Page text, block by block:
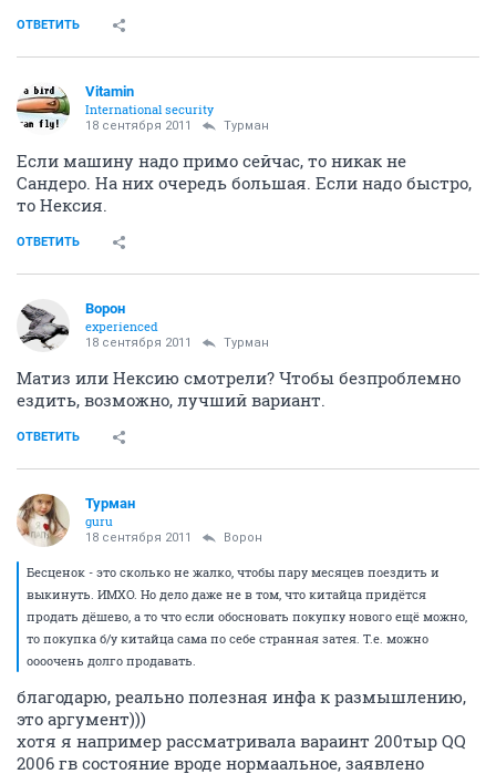
ОТВЕТИТЬ
Vitamin
International security
18 сентября 2011 Турман
Если машину надо примо сейчас, то никак не
Сандеро. На них очередь большая. Если надо быстро,
то Нексия.
ОТВЕТИТЬ
Ворон
experienced
18 сентября 2011 Турман
Матиз или Нексию смотрели? Чтобы безпроблемно
ездить, возможно, лучший вариант.
ОТВЕТИТЬ
Турман
guru
18 сентября 2011 Ворон
Бесценок - это сколько не жалко, чтобы пару месяцев поездить и
выкинуть. ИМХО. Но дело даже не в том, что китайца придётся
продать дёшево, а то что если обосновать покупку нового ещё можно,
то покупка б/у китайца сама по себе странная затея. Т.е. можно
оооочень долго продавать.
благодарю, реально полезная инфа к размышлению,
это аргумент)))
хотя я например рассматривала вараинт 200тыр QQ
2006 гв состояние вроде нормаальное, заявлено